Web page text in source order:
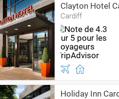
Clayton Hotel
Cardiff
Holiday Inn